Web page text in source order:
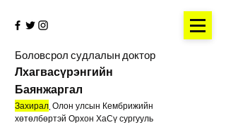
Боловсрол судлалын доктор
Лхагвасүрэнгийн
Баянжаргал
Захирал Олон улсын Кембрижийн
хөтөлбөртэй Орхон ХаСү сургууль